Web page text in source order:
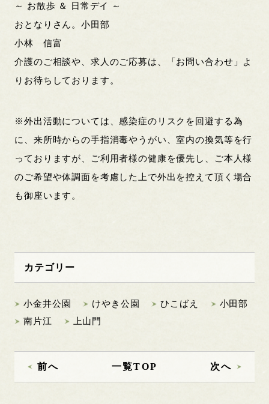
～ お散歩 ＆ 日常デイ ～
おとなりさん。小田部
小林 信富
介護のご相談や、求人のご応募は、「お問い合わせ」よ
りお待ちしております。
※外出活動については、感染症のリスクを回避する為
に、来所時からの手指消毒やうがい、室内の換気等を行
っておりますが、ご利用者様の健康を優先し、ご本人様
のご希望や体調面を考慮した上で外出を控えて頂く場合
も御座います。
カテゴリー
小金井公園 けやき公園 ひこばえ
小田部
南片江
上山門
前へ 一覧TOP 次へ